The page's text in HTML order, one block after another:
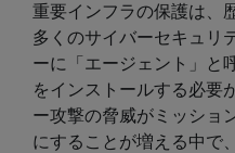
重要インフラの保護は、
多くのサイバーセキュリ
ーに「エージェント」と
をインストールする必要
ー攻撃の脅威がミッショ
にすることが増える中で